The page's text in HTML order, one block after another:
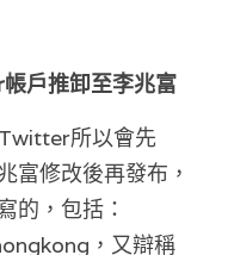
戶推卸至李兆富
所以會先
富修改後再發布，
的，包括：
，又辯稱